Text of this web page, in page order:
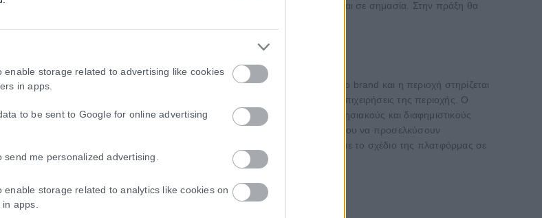
enable storage related to advertising like cookies
in apps.
to be sent to Google for online advertising
me personalized advertising.
enable storage related to analytics like cookies on
apps.
είναι το μεγαλύτερο που έχουμε κάνει στην Πιερία, τόσο σε κόστος όσο και σε σημασία. Στην πράξη θα
θα αρχίσει να χρησιμοποιεί την πλατφόρμα», συμπλήρωσε.
του Πανεπιστημίου Μακεδονίας, ο Όλυμπος αποτελεί ένα παγκόσμιο brand και η περιοχή στηρίζεται
αλλά και στις υποδομές που υπάρχουν, τη θάλασσα και τις τουριστικές επιχειρήσεις της περιοχής. Ο
σχέδιο που εκπονήθηκε έχει σκοπό «να αναπτύξει μια σειρά από επιχειρησιακούς και διαφημιστικούς
και αποτελούν ένα γενικότερο σχέδιο για την περιοχή, προκειμένου να προσελκύσουν
θα είναι μοναδική. Αναπτύξαμε μια διαφημιστική στρατηγική για να εντάξουμε το σχέδιο της πλατφόρμας σε
και φωτεινό».